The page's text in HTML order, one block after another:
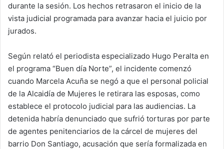
durante la sesión. Los hechos retrasaron el inicio de la
vista judicial programada para avanzar hacia el juicio por
jurados.
Según relató el periodista especializado Hugo Peralta en
el programa “Buen día Norte”, el incidente comenzó
cuando Marcela Acuña se negó a que el personal policial
de la Alcaidía de Mujeres le retirara las esposas, como
establece el protocolo judicial para las audiencias. La
detenida habría denunciado que sufrió torturas por parte
de agentes penitenciarios de la cárcel de mujeres del
barrio Don Santiago, acusación que sería formalizada en